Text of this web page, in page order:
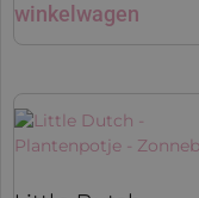
winkelwagen